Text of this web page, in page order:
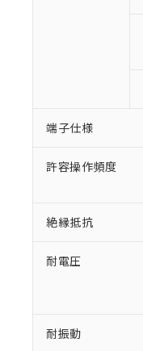
端子仕様
許容操作頻度
絶縁抵抗
耐電圧
耐振動